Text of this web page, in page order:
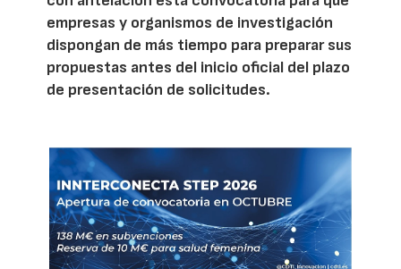
empresas y organismos de investigación
dispongan de más tiempo para preparar sus
propuestas antes del inicio oficial del plazo
de presentación de solicitudes.